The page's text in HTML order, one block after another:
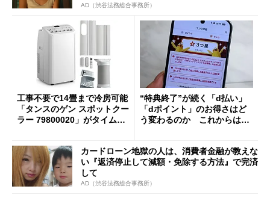
AD（渋谷法務総合事務所）
工事不要で14畳まで冷房可能
「タンスのゲン スポットクー
ラー 79800020」がタイムセ
“特典終了”が続く「d払い」
「dポイント」のお得さはど
う変わるのか これからは
カードローン地獄の人は、消費者金融が教えな
い『返済停止して減額・免除する方法』で完済
して
AD（渋谷法務総合事務所）